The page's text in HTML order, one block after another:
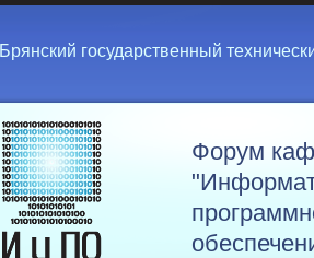
Брянский государственный
Форум